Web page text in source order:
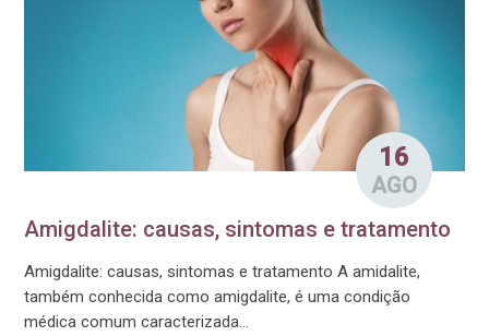
16
AGO
Amigdalite: causas, sintomas e tratamento
Amigdalite: causas, sintomas e tratamento A amidalite,
também conhecida como amigdalite, é uma condição
médica comum caracterizada...